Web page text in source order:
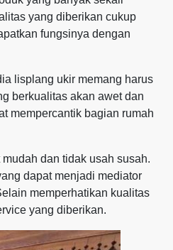
yang diberikan cukup
fungsinya dengan
lisplang ukir memang harus
berkualitas akan awet dan
mempercantik bagian rumah
dan tidak usah susah.
dapat menjadi mediator
memperhatikan kualitas
yang diberikan.